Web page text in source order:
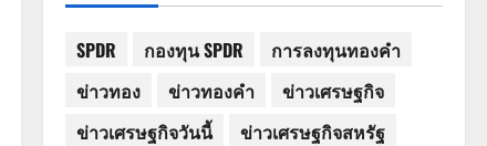
SPDR กองทุน SPDR
การลงทุนทองคำ
ข่าวทอง
ข่าวทองคำ
ข่าวเศรษฐกิจ
ข่าวเศรษฐกิจวันนี้
ข่าวเศรษฐกิจสหรัฐ